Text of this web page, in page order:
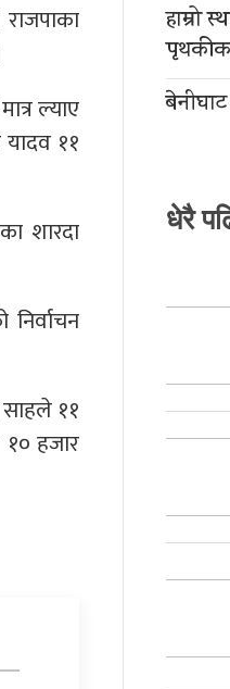
ल्याए
११
शारदा
साहले ११
१० हजार
हाम्रो
धेरै